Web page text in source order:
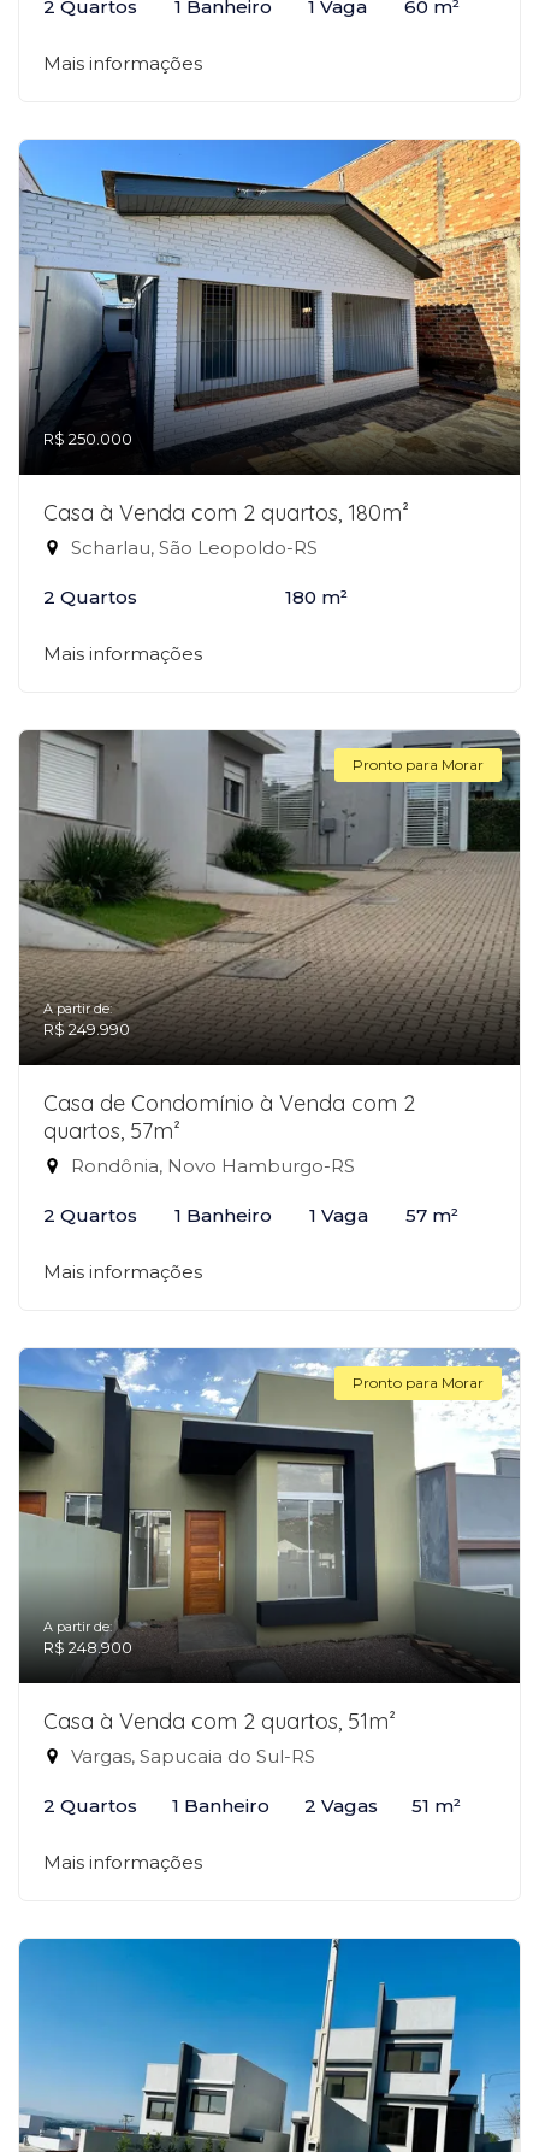
2 Quartos 1 Banheiro 1 Vaga 60 m²
Mais informações
R$ 250.000
Casa à Venda com 2 quartos, 180m²
Scharlau, São Leopoldo-RS
2 Quartos 180 m²
Mais informações
Pronto para Morar
A partir de:
R$ 249.990
Casa de Condomínio à Venda com 2
quartos, 57m²
Rondônia, Novo Hamburgo-RS
2 Quartos 1 Banheiro 1 Vaga 57 m²
Mais informações
Pronto para Morar
A partir de:
R$ 248.900
Casa à Venda com 2 quartos, 51m²
Vargas, Sapucaia do Sul-RS
2 Quartos 1 Banheiro 2 Vagas 51 m²
Mais informações